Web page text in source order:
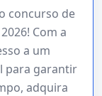
concurso de
Com a
a um
para garantir
adquira